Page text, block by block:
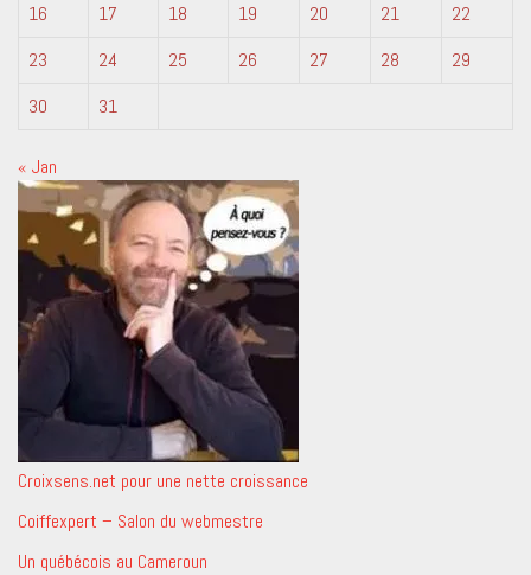
16
17 18 19 20 21
22
23
24 25 26 27 28
29
30
31
« Jan
Croixsens.net pour une nette croissance
Coiffexpert – Salon du webmestre
Un québécois au Cameroun